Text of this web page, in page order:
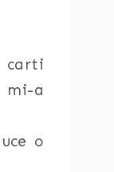
carti
mi-a
o